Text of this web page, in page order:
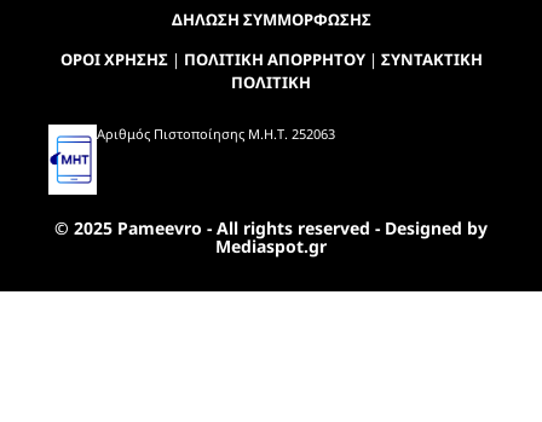
ΔΗΛΩΣΗ ΣΥΜΜΟΡΦΩΣΗΣ
ΟΡΟΙ ΧΡΗΣΗΣ| ΠΟΛΙΤΙΚΗ ΑΠΟΡΡΗΤΟΥ| ΣΥΝΤΑΚΤΙΚΗ
ΠΟΛΙΤΙΚΗ
Αριθμός Πιστοποίησης Μ.Η.Τ. 252063
© 2025 Pameevro - All rights reserved - Designed by
Mediaspot.gr